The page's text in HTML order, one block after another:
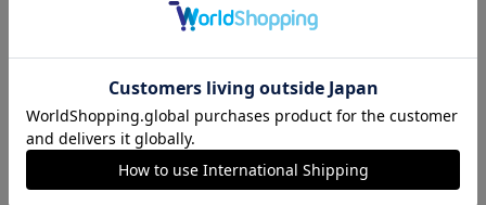
トリニータサンシェード
会員特典
TRINITA LIGHT PARADE
ペンライト白（ニータンv
er.）
3,000円
会員特典
ニータンサンシェード
会員特典